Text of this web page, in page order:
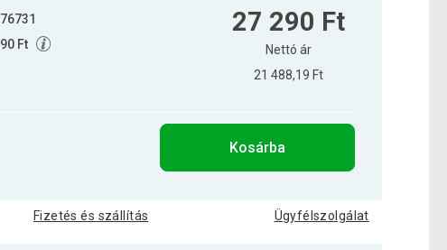
Gumírozott kézisúlyzó 8 kg 12 290 Ft
22 390 Ft
Hatszögletű gumírozott súlyzó 17,5 kg
Ft
27 290 Ft
Nettó ár
21 488,19 Ft
Kosárba
Fizetés és szállítás Ügyfélszolgálat